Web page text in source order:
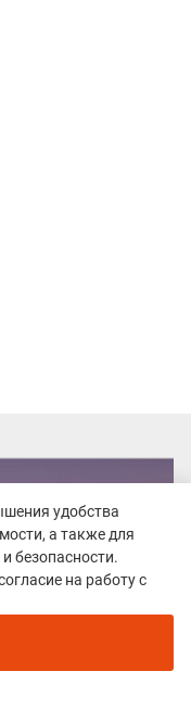
удобства
а также для
безопасности.
на работу с